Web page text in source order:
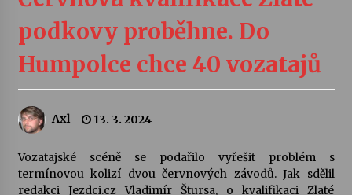
30. 7. 2026
Veselí muzikanti
30. 7. 2026
šedesátka: 28. 7.–1. 8. 2026
28. 7. 2026
podkovy proběhne. Do
Humpolce chce 40 vozatajů
Axl 13. 3. 2024
Vozatajské scéně se podařilo vyřešit problém s
termínovou kolizí dvou červnových závodů. Jak sdělil
redakci Jezdci.cz Vladimír Štursa, o kvalifikaci Zlaté